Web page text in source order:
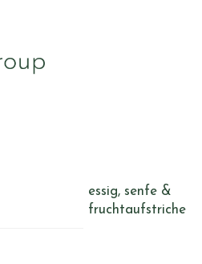
essig, senfe &
fruchtaufstriche